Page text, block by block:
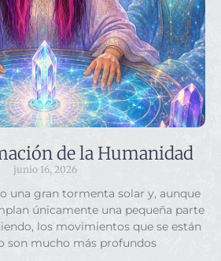
de la Humanidad
junio 16, 2026
una gran tormenta solar y, aunque
únicamente una pequeña parte
los movimientos que se están
son mucho más profundos